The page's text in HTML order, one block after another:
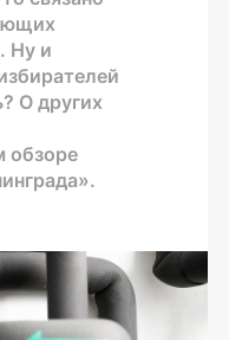
Ну и
О других
обзоре